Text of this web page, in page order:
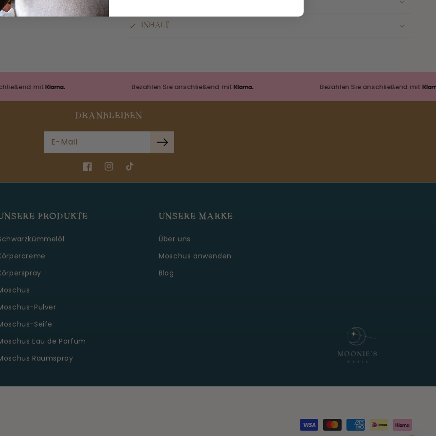
INHALT
mit Bezahlen Sie anschließend mit Bezahlen Sie anschließend mit
DRANBLEIBEN
E-Mail
FacebookInstagram
TikTok
PRODUKTE
Pulver
Seife
Eau de Parfum
Raumspray
UNSERE MARKE
Über uns
Moschus anwenden
Blog
Zahlungsmöglichkeiten